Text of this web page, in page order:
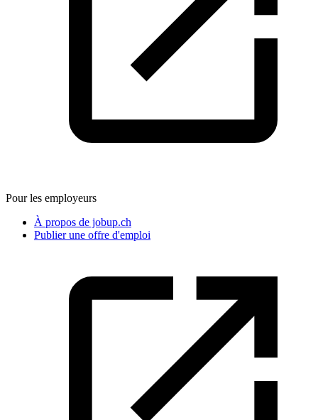
Pour les employeurs
À propos de jobup.ch
Publier une offre d'emploi